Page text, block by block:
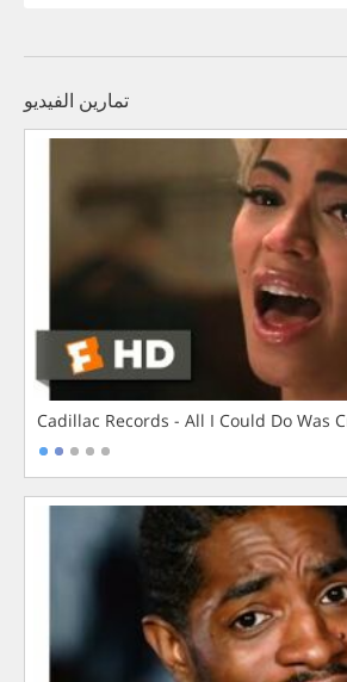
تمارين الفيديو
Cadillac Records - All I Could Do Was